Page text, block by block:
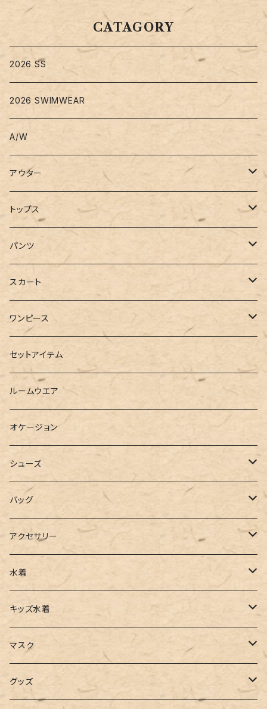
CATAGORY
2026 SS
2026 SWIMWEAR
A/W
アウター
コート
ジャケット
ブルゾン
ロングシャツ
ダウンジャケット
ベスト
トップス
Tシャツ
カットソー
半袖
スウェット・パーカー
ニット
シャツ
ブラウス
カーディガン
ポロシャツ
ベスト
チュニック
タンクトップ
キャミソール
インナー
パンツ
デニム
スキニー
ショートパンツ
ハーフパンツ
スウェット
ジャージ
スラックス
ワイドパンツ
カーゴパンツ
サロペット
ガウチョ
レギンス
スカート
ロング
ミニ
その他
ワンピース
シャツワンピース
スウェットワンピース
パーカーワンピース
ニットワンピース
キャミワンピース
サロペット
オールインワン
セットアイテム
ルームウエア
オケージョン
シューズ
ブーツ
パンプス
サンダル
スニーカー
フラットシューズ
レインシューズ
バッグ
トートバッグ
ショルダー
バックパック
カゴバッグ
エコバッグ
アクセサリー
その他
水着
ワンピース
ビキニ
ワンショルダー
キッズ水着
女の子
男の子
マスク
アクセサリー
グッズ